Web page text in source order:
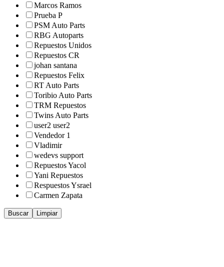
Marcos Ramos
Prueba P
PSM Auto Parts
RBG Autoparts
Repuestos Unidos
Repuestos CR
johan santana
Repuestos Felix
RT Auto Parts
Toribio Auto Parts
TRM Repuestos
Twins Auto Parts
user2 user2
Vendedor 1
Vladimir
wedevs support
Repuestos Yacol
Yani Repuestos
Respuestos Ysrael
Carmen Zapata
Buscar Limpiar